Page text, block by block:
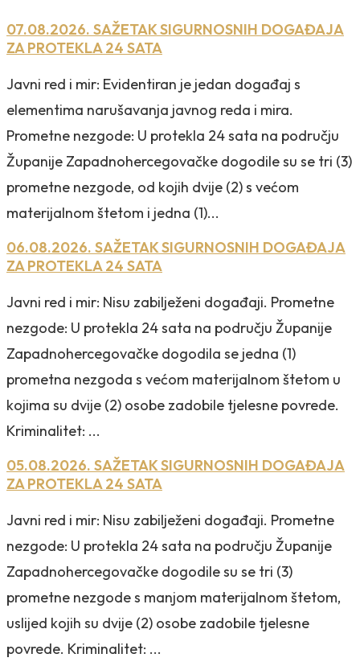
07.08.2026. SAŽETAK SIGURNOSNIH DOGAĐAJA
ZA PROTEKLA 24 SATA
Javni red i mir: Evidentiran je jedan događaj s
elementima narušavanja javnog reda i mira.
Prometne nezgode: U protekla 24 sata na području
Županije Zapadnohercegovačke dogodile su se tri (3)
prometne nezgode, od kojih dvije (2) s većom
materijalnom štetom i jedna (1)...
06.08.2026. SAŽETAK SIGURNOSNIH DOGAĐAJA
ZA PROTEKLA 24 SATA
Javni red i mir: Nisu zabilježeni događaji. Prometne
nezgode: U protekla 24 sata na području Županije
Zapadnohercegovačke dogodila se jedna (1)
prometna nezgoda s većom materijalnom štetom u
kojima su dvije (2) osobe zadobile tjelesne povrede.
Kriminalitet: ...
05.08.2026. SAŽETAK SIGURNOSNIH DOGAĐAJA
ZA PROTEKLA 24 SATA
Javni red i mir: Nisu zabilježeni događaji. Prometne
nezgode: U protekla 24 sata na području Županije
Zapadnohercegovačke dogodile su se tri (3)
prometne nezgode s manjom materijalnom štetom,
uslijed kojih su dvije (2) osobe zadobile tjelesne
povrede. Kriminalitet: ...